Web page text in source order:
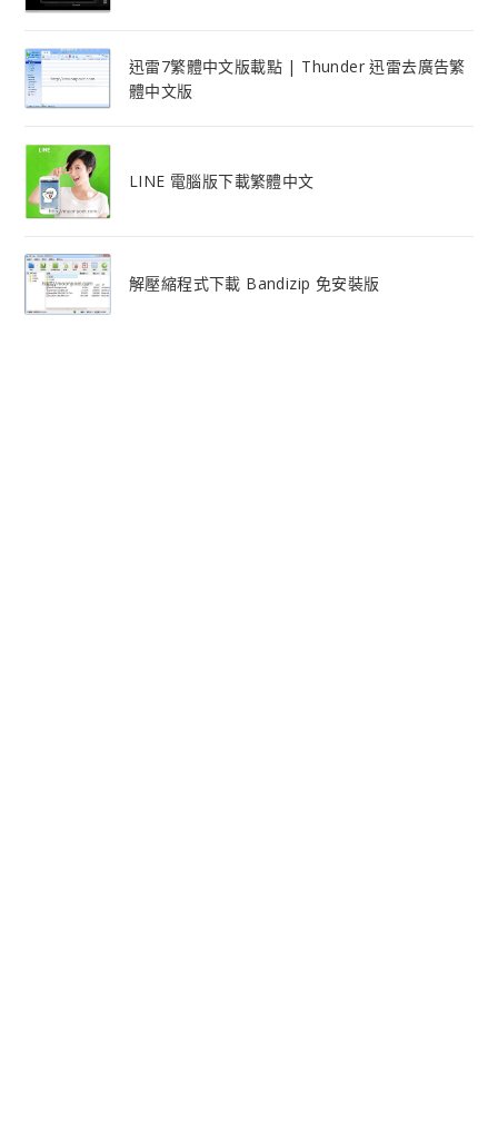
迅雷7繁體中文版載點 | Thunder 迅雷去廣告繁
體中文版
LINE 電腦版下載繁體中文
解壓縮程式下載 Bandizip 免安裝版